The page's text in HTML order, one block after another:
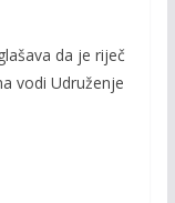
da je riječ
vodi Udruženje